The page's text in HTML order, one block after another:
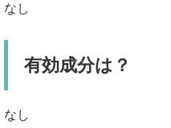
なし
有効成分は？
なし